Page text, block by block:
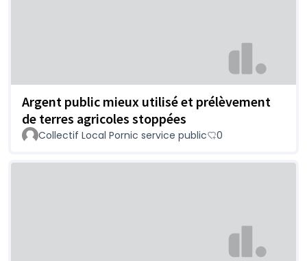
Argent public mieux utilisé et prélèvement
de terres agricoles stoppées
Collectif Local Pornic service public 0